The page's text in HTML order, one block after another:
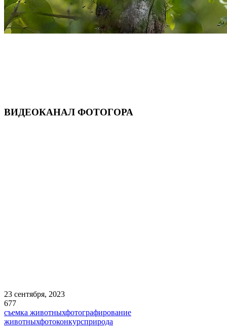
ВИДЕОКАНАЛ ФОТОГОРА
23 сентября, 2023
677
съемка животныхфотографирование
животныхфотоконкурсприрода